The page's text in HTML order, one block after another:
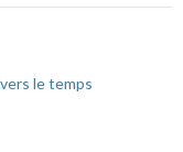
le temps